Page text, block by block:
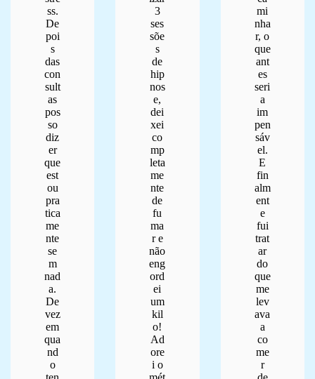
ss.
De
poi
s
das
con
sult
as
pos
so
diz
er
que
est
ou
pra
tica
me
nte
se
m
nad
a.
De
vez
em
qua
nd
o
3
ses
sõe
s
de
hip
nos
e,
dei
xei
co
mp
leta
me
nte
de
fu
ma
r e
não
eng
ord
ei
um
kil
o!
Ad
ore
i o
mi
nha
r, o
que
ant
es
seri
a
im
pen
sáv
el.
E
fin
alm
ent
e
fui
trat
ar
do
que
me
lev
ava
a
co
me
r